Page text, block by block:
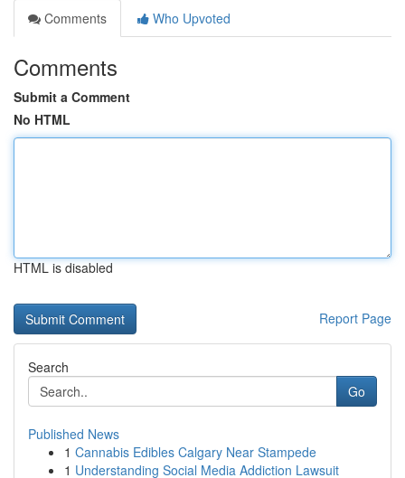
Comments
Who Upvoted
Comments
Submit a Comment
No HTML
HTML is disabled
Report Page
Search
Go
Published News
1 Cannabis Edibles Calgary Near Stampede
1 Understanding Social Media Addiction Lawsuit